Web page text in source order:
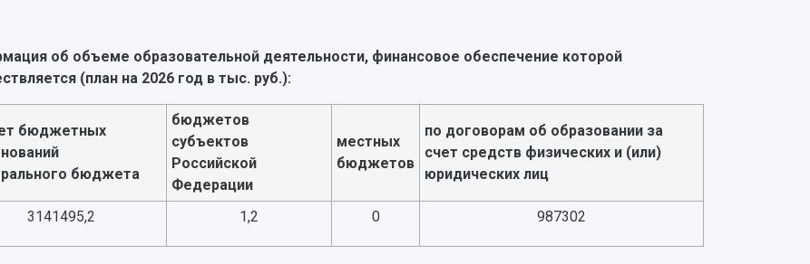
об объеме образовательной деятельности, финансовое обеспечение которой
(план на 2026 год в тыс. руб.):
бюджетных
бюджета
бюджетов
субъектов
Российской
Федерации
местных
бюджетов
по договорам об образовании за
счет средств физических и (или)
юридических лиц
3141495,2 1,2 0 987302